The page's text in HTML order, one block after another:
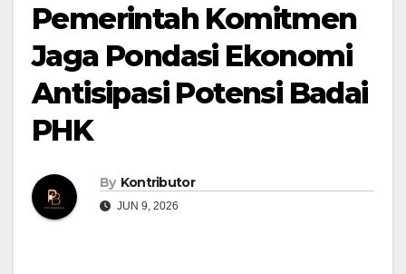
Pemerintah Komitmen
Jaga Pondasi Ekonomi
Antisipasi Potensi Badai
PHK
By Kontributor
JUN 9, 2026